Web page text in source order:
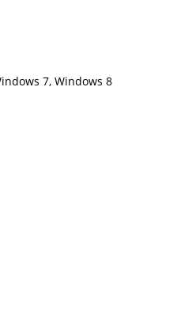
7, Windows 8